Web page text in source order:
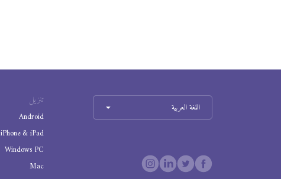
تنزيل
Android
iPhone & iPad
Windows PC
Mac
اللغة العربية